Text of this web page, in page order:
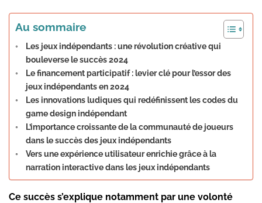
Au sommaire
Les jeux indépendants : une révolution créative qui
bouleverse le succès 2024
Le financement participatif : levier clé pour l’essor des
jeux indépendants en 2024
Les innovations ludiques qui redéfinissent les codes du
game design indépendant
L’importance croissante de la communauté de joueurs
dans le succès des jeux indépendants
Vers une expérience utilisateur enrichie grâce à la
narration interactive dans les jeux indépendants
Ce succès s’explique notamment par une volonté